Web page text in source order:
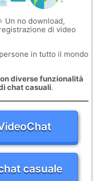
Un no download,
di video
in tutto il mondo
diverse funzionalità
chat casuali.
casuale